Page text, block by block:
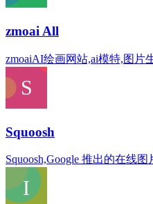
zmoai All
zmoaiAI绘画网站,ai模特,图片
Squoosh
Squoosh,Google 推出的在线